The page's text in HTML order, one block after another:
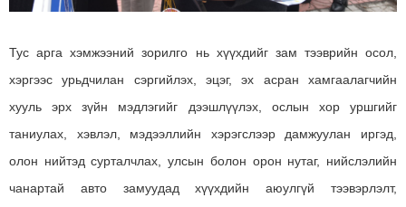
Тус арга хэмжээний зорилго нь хүүхдийг зам тээврийн осол,
хэргээс урьдчилан сэргийлэх, эцэг, эх асран хамгаалагчийн
хууль эрх зүйн мэдлэгийг дээшлүүлэх, ослын хор уршгийг
таниулах, хэвлэл, мэдээллийн хэрэгслээр дамжуулан иргэд,
олон нийтэд сурталчлах, улсын болон орон нутаг, нийслэлийн
чанартай авто замуудад хүүхдийн аюулгүй тээвэрлэлт,